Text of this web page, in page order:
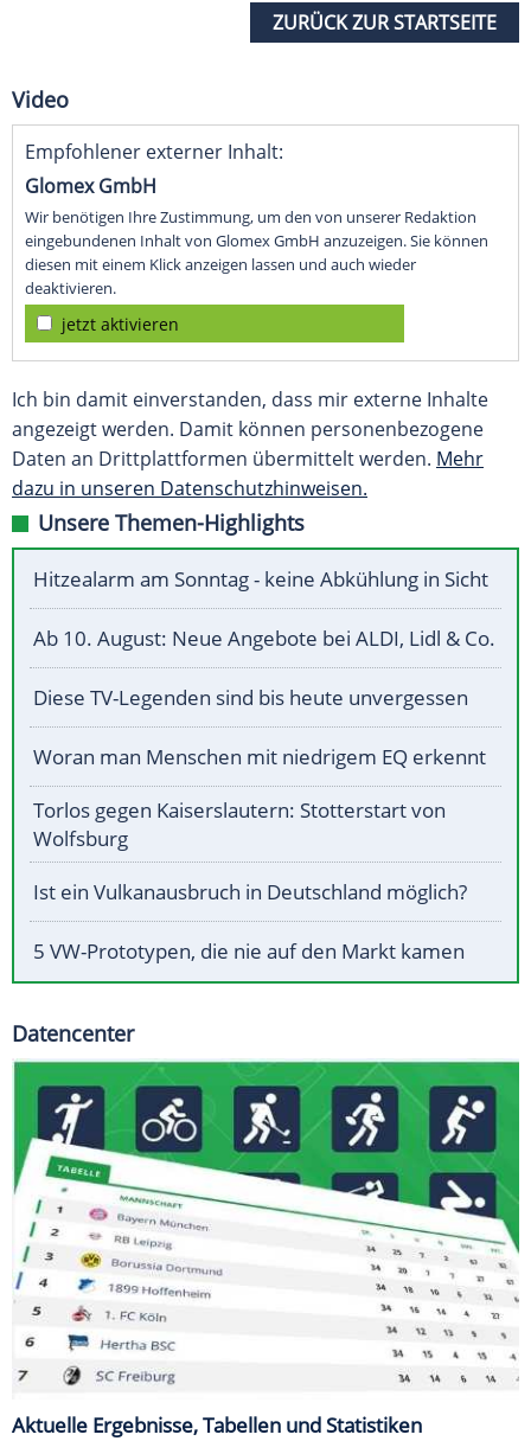
ZURÜCK ZUR STARTSEITE
Video
Empfohlener externer Inhalt:
Glomex GmbH
Wir benötigen Ihre Zustimmung, um den von unserer Redaktion
eingebundenen Inhalt von Glomex GmbH anzuzeigen. Sie können
diesen mit einem Klick anzeigen lassen und auch wieder
deaktivieren.
jetzt aktivieren
Ich bin damit einverstanden, dass mir externe Inhalte
angezeigt werden. Damit können personenbezogene
Daten an Drittplattformen übermittelt werden. Mehr
dazu in unseren Datenschutzhinweisen.
Unsere Themen-Highlights
Hitzealarm am Sonntag - keine Abkühlung in Sicht
Ab 10. August: Neue Angebote bei ALDI, Lidl & Co.
Diese TV-Legenden sind bis heute unvergessen
Woran man Menschen mit niedrigem EQ erkennt
Torlos gegen Kaiserslautern: Stotterstart von
Wolfsburg
Ist ein Vulkanausbruch in Deutschland möglich?
5 VW-Prototypen, die nie auf den Markt kamen
Datencenter
Aktuelle Ergebnisse, Tabellen und Statistiken